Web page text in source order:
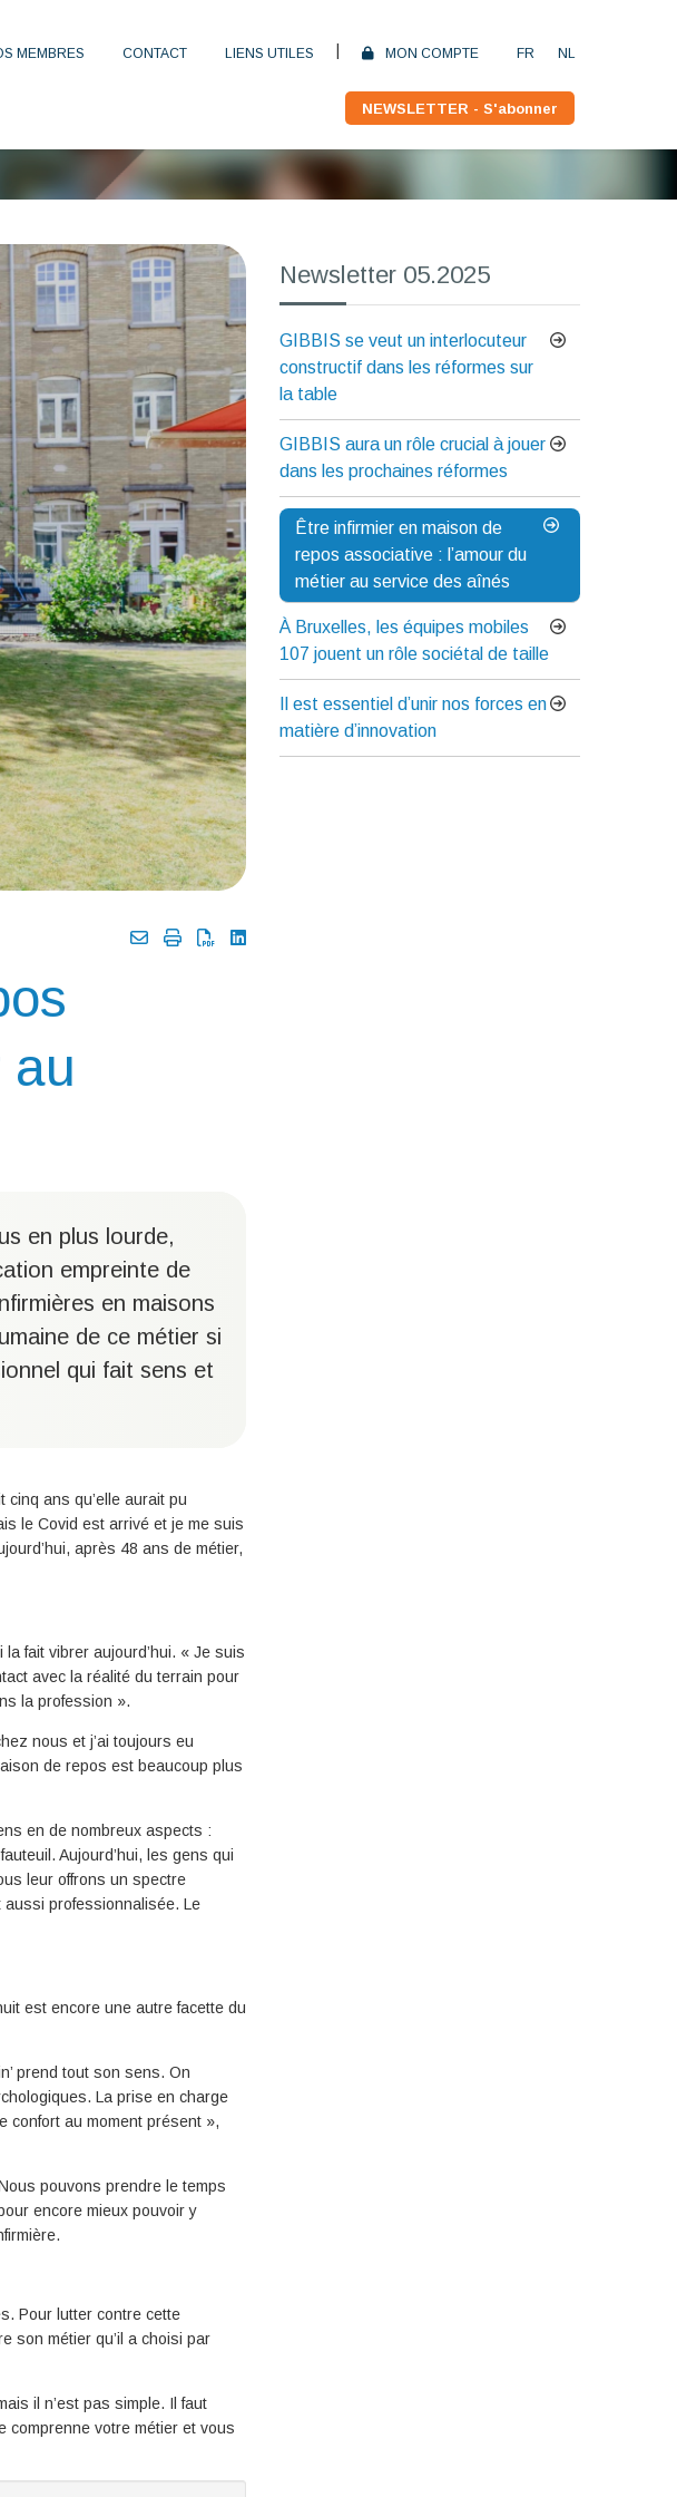
MEMBRES CONTACT LIENS UTILES MON COMPTE FR NL
NEWSLETTER - S'abonner
au
en plus lourde,
empreinte de
en maisons
de ce métier si
qui fait sens et
ans qu’elle aurait pu
le Covid est arrivé et je me suis
après 48 ans de métier,
fait vibrer aujourd’hui. « Je suis
avec la réalité du terrain pour
la profession ».
nous et j’ai toujours eu
de repos est beaucoup plus
en de nombreux aspects :
Aujourd’hui, les gens qui
leur offrons un spectre
aussi professionnalisée. Le
est encore une autre facette du
prend tout son sens. On
La prise en charge
confort au moment présent »,
pouvons prendre le temps
encore mieux pouvoir y
Pour lutter contre cette
son métier qu’il a choisi par
il n’est pas simple. Il faut
comprenne votre métier et vous
Newsletter 05.2025
GIBBIS se veut un interlocuteur
constructif dans les réformes sur
la table
GIBBIS aura un rôle crucial à jouer
dans les prochaines réformes
Être infirmier en maison de
repos associative : l’amour du
métier au service des aînés
À Bruxelles, les équipes mobiles
107 jouent un rôle sociétal de taille
Il est essentiel d’unir nos forces en
matière d’innovation